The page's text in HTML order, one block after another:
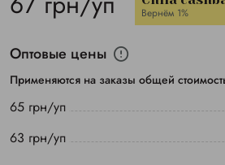
Вернём 1%
Оптовые цены
Применяются на заказы общей
65 грн/уп
63 грн/уп